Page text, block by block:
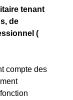
tenant
de
(
compte des